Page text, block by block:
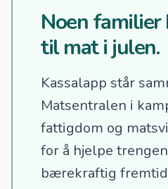
Noen familier
til mat i julen.
Kassalapp står
Matsentralen i
fattigdom og
for å hjelpe
bærekraftig